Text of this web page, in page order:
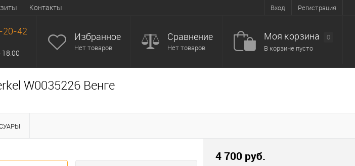
Вход Регистрация
Контакты
20-42 Избранное
Нет товаров
Сравнение
Нет товаров
Моя корзина
0
В корзине пусто
W0035226 Венге
4 700 руб.